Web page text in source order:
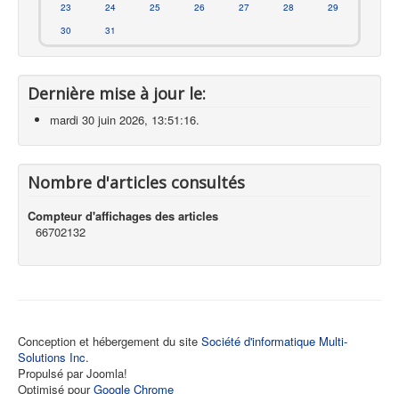
23
24 25 26 27 28
29
30
31
Dernière mise à jour le:
mardi 30 juin 2026, 13:51:16.
Nombre d'articles consultés
Compteur d'affichages des articles
66702132
Conception et hébergement du site Société d'informatique Multi-
Solutions Inc.
Propulsé par Joomla!
Optimisé pourGoogle Chrome